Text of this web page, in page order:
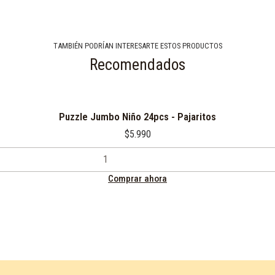
TAMBIÉN PODRÍAN INTERESARTE ESTOS PRODUCTOS
Recomendados
Puzzle Jumbo Niño 24pcs - Pajaritos
$5.990
Comprar ahora